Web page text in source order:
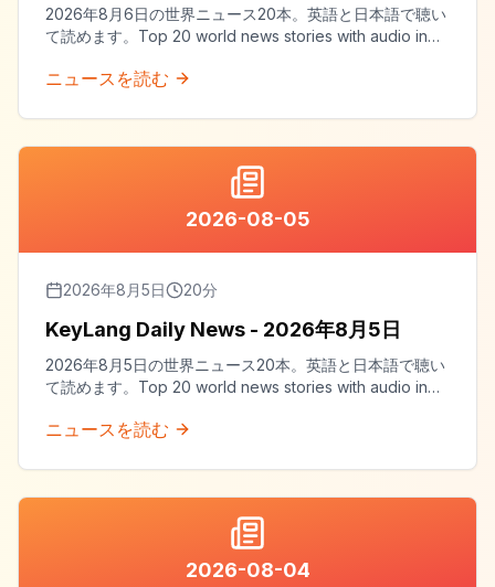
2026年8月6日の世界ニュース20本。英語と日本語で聴い
て読めます。Top 20 world news stories with audio in
ニュースを読む
2026-08-05
2026年8月5日 20分
KeyLang Daily News - 2026年8月5日
2026年8月5日の世界ニュース20本。英語と日本語で聴い
て読めます。Top 20 world news stories with audio in
ニュースを読む
2026-08-04